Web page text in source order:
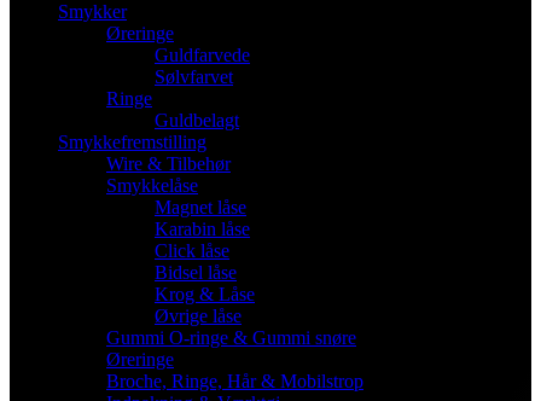
Smykker
Øreringe
Guldfarvede
Sølvfarvet
Ringe
Guldbelagt
Smykkefremstilling
Wire & Tilbehør
Smykkelåse
Magnet låse
Karabin låse
Click låse
Bidsel låse
Krog & Låse
Øvrige låse
Gummi O-ringe & Gummi snøre
Øreringe
Broche, Ringe, Hår & Mobilstrop